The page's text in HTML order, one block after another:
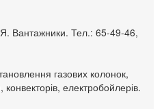
Тел.: 65-49-46,
газових колонок,
електробойлерів.